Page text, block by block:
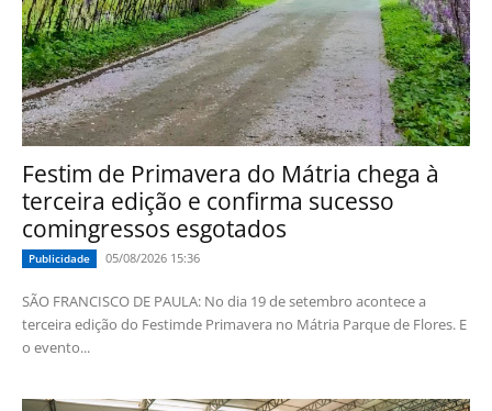
Festim de Primavera do Mátria chega à
terceira edição e confirma sucesso
comingressos esgotados
Publicidade 05/08/2026 15:36
SÃO FRANCISCO DE PAULA: No dia 19 de setembro acontece a
terceira edição do Festimde Primavera no Mátria Parque de Flores. E
o evento...